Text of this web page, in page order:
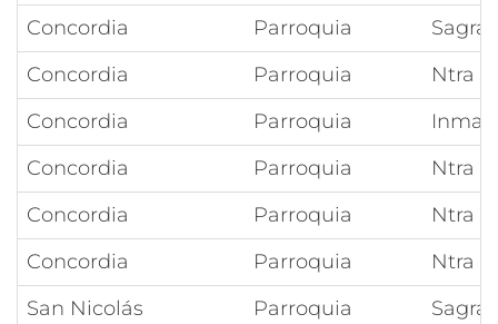
Concordia
Parroquia
Concordia
Parroquia
Ntra
Concordia
Parroquia
Concordia
Parroquia
Ntra
Concordia
Parroquia
Ntra
Concordia
Parroquia
Ntra
San Nicolás
Parroquia